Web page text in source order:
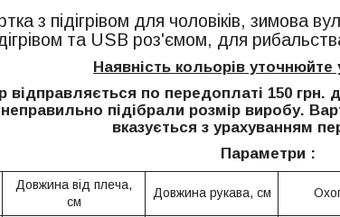
з підігрівом для чоловіків, зимова
та USB роз'ємом, для
Наявність кольорів
відправляється по передоплаті 150 грн.
підібрали розмір виробу.
вказується з урахуванням
Параметри :
Довжина від плеча,
см
Довжина рукава, см